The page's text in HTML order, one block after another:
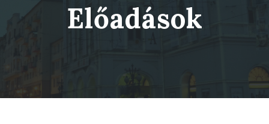
Előadások